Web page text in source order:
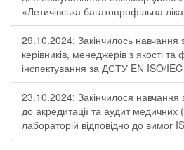
«Летичівська багатопрофільна
29.10.2024: Закінчилось навчання
керівників, менеджерів з якості та
інспектування за ДСТУ EN ISO/
23.10.2024: Закінчилося навчання
до акредитації та аудит медичних
лабораторій відповідно до вимог